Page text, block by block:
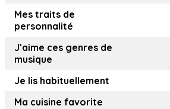
Mes traits de
personnalité
J’aime ces genres de
musique
Je lis habituellement
Ma cuisine favorite